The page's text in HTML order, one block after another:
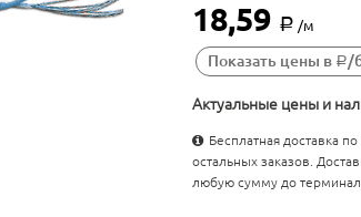
18,59 Р /м
Показать цены в Р /
Актуальные цены и
Бесплатная доставка
остальных заказов.
любую сумму до